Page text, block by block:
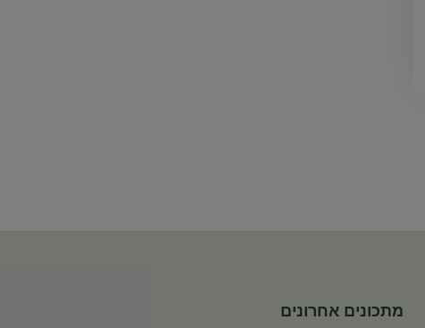
מתכונים אחרונים